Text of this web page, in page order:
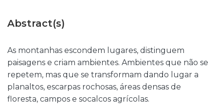
Abstract(s)
As montanhas escondem lugares, distinguem
paisagens e criam ambientes. Ambientes que não se
repetem, mas que se transformam dando lugar a
planaltos, escarpas rochosas, áreas densas de
floresta, campos e socalcos agrícolas.